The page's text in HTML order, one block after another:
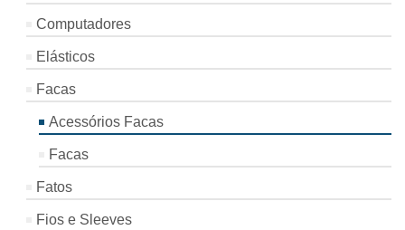
Computadores
Elásticos
Facas
Acessórios Facas
Facas
Fatos
Fios e Sleeves